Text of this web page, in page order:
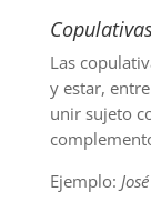
Las
y estar,
unir sujeto
Ejemplo: José